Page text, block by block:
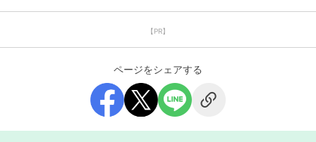
【PR】
ページをシェアする